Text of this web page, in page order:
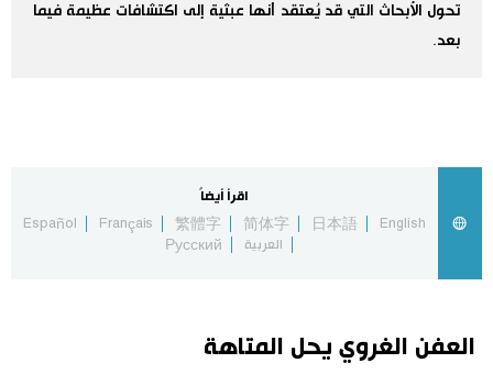
اقتصاد
مجتمع
ثقافة
المطبخ الياباني
تحول الأبحاث التي قد يُعتقد أنها عبثية إلى اكتشافات عظيمة فيما
بعد.
اقرأ أيضاً
English
日本語
简体字
繁體字
Français
Español
العربية
Русский
العفن الغروي يحل المتاهة